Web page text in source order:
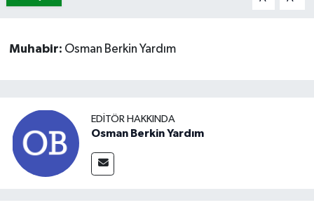
Muhabir: Osman Berkin Yardım
EDITÖR HAKKINDA
Osman Berkin Yardım